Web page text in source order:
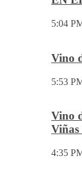
5:04
Vino
5:53
Vino
Viñas
4:35